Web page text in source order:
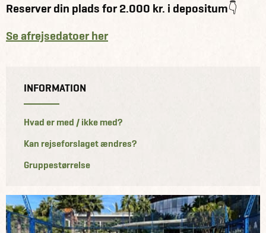
Reserver din plads for 2.000 kr. i depositum👇
Se afrejsedatoer her
INFORMATION
Hvad er med / ikke med?
Kan rejseforslaget ændres?
Gruppestørrelse